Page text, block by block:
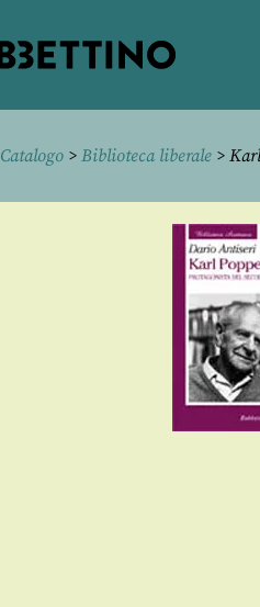
Catalogo > Biblioteca liberale >